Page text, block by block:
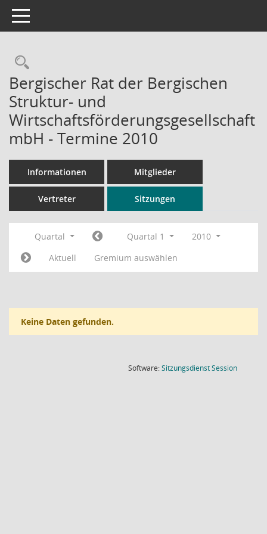
Toggle navigation
Rechercheauswahl
Bergischer Rat der Bergischen
Struktur- und
Wirtschaftsförderungsgesellschaft
mbH - Termine 2010
Informationen Mitglieder
Vertreter Sitzungen
Quartal Quartal 1
2010
Aktuell
Gremium auswählen
Keine Daten gefunden.
Software:SitzungsdienstSession(Wird in